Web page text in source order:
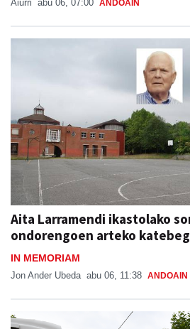
Aiurri abu 06, 07:00 ANDOAIN
Aita Larramendi ikastolako
ondorengoen arteko
IN MEMORIAM
Jon Ander Ubeda abu 06, 11:38 ANDOAIN